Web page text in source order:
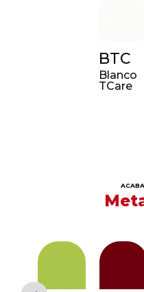
BTC
Blanco
TCare